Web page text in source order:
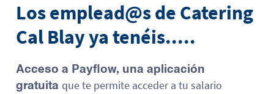
Los emplead@s de Catering
Cal Blay ya tenéis.....
Acceso a Payflow, una aplicación
gratuita que te permite acceder a tu salario